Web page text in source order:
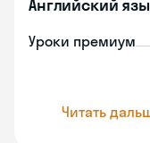
Английский
Уроки премиум
Читать